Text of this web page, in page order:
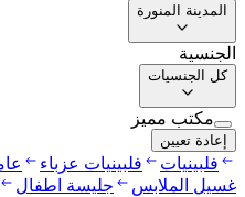
المدينة المنورة
الجنسية
كل الجنسيات
مكتب مميز
إعادة تعيين
فلبينيات فلبينيات عزباء
غسيل الملابس
جليسة اطفال